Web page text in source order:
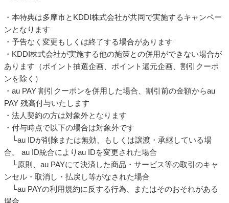
・本特典は多摩市とKDDI株式会社が共同で実施するキャンペー
ンとなります
・予告なく変更もしくは終了する場合があります
・KDDI株式会社が実施する他の施策との併用ができない場合が
あります（ポイント抽選企画、ポイント還元企画、割引クーポ
ンを除く）
・au PAY 割引クーポンを併用した場合、割引前の金額からau
PAY 残高付与いたします
・法人契約の方は対象外となります
・付与時点で以下の場合は対象外です
└au IDが削除または無効、もしくは譲渡・承継している場
合。 au ID統合によりau IDを変更された場合
└原則、au PAYにて決済した商品・サービス等の取引のキャ
ンセル・取消し・払戻し等がなされた場合
└au PAYの利用規約に反する行為、またはそのおそれがある
場合